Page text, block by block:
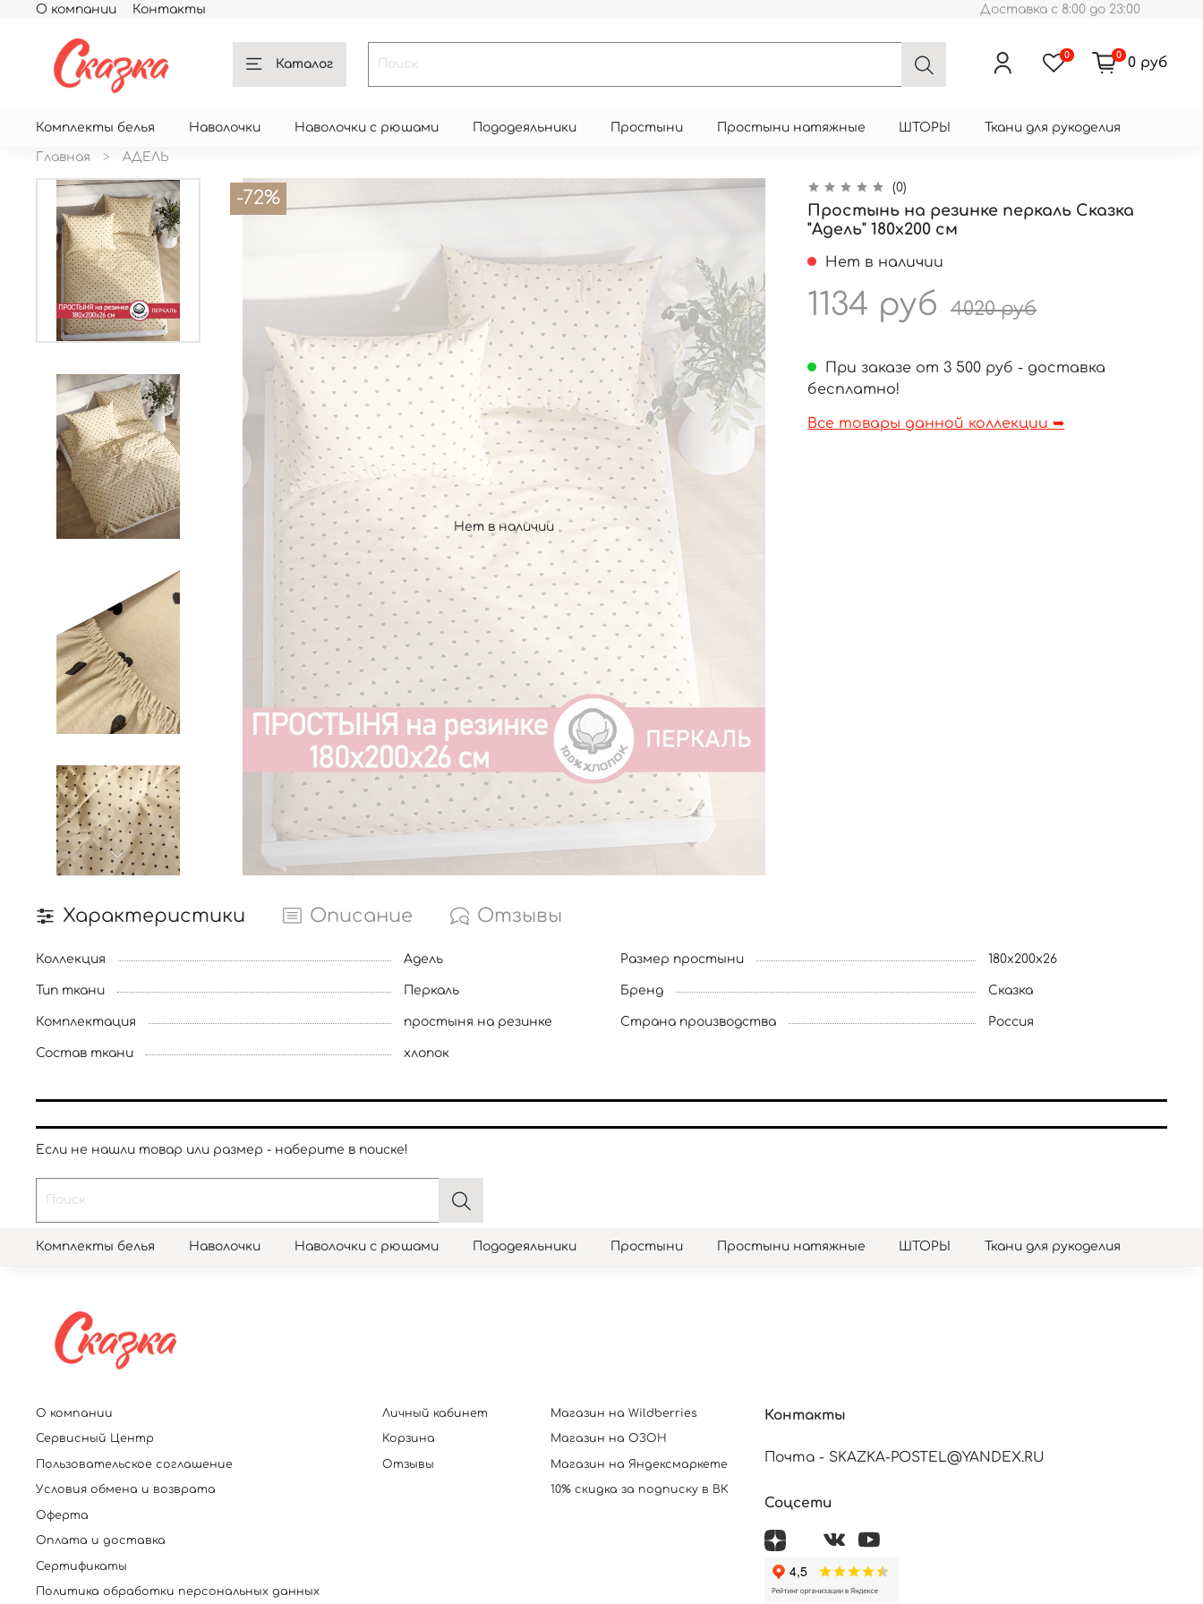
О компании Контакты Доставка с 8:00 до 23:00
Каталог
0 0 0 руб
Комплекты белья Наволочки Наволочки с рюшами Пододеяльники Простыни Простыни натяжные ШТОРЫ Ткани для рукоделия
Главная АДЕЛЬ
Нет в наличии
-72% (0)
Простынь на резинке перкаль Сказка
"Адель" 180x200 см
Нет в наличии
1134 руб 4020 руб
При заказе от 3 500 руб - доставка
бесплатно!
Все товары данной коллекции ➥
Характеристики Описание Отзывы
Коллекция Адель Размер простыни 180x200x26
Тип ткани Перкаль Бренд Сказка
Комплектация простыня на резинке Страна производства Россия
Состав ткани хлопок
Если не нашли товар или размер - наберите в поиске!
Комплекты белья Наволочки Наволочки с рюшами Пододеяльники Простыни Простыни натяжные ШТОРЫ Ткани для рукоделия
О компании
Сервисный Центр
Пользовательское соглашение
Условия обмена и возврата
Оферта
Оплата и доставка
Сертификаты
Политика обработки персональных данных
Личный кабинет
Корзина
Отзывы
Магазин на Wildberries
Магазин на ОЗОН
Магазин на Яндексмаркете
10% скидка за подписку в ВК
Контакты
Почта - SKAZKA-POSTEL@YANDEX.RU
Соцсети